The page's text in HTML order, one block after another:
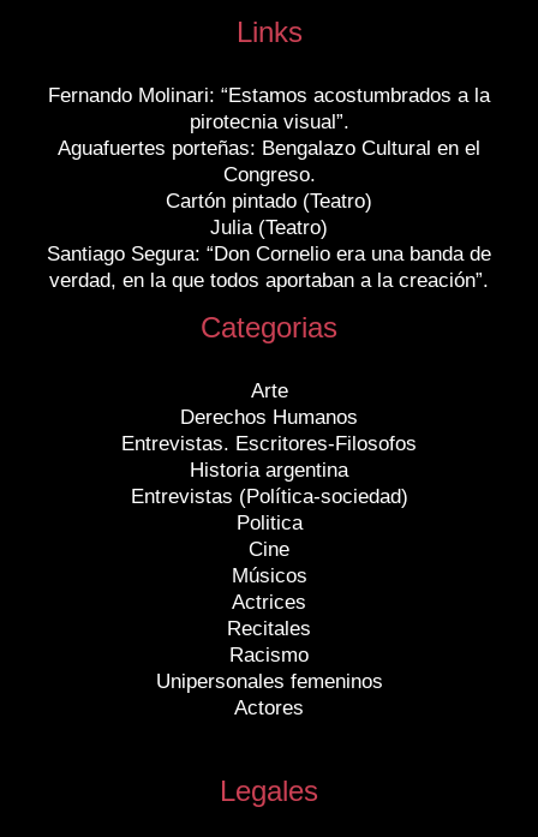
Links
Fernando Molinari: “Estamos acostumbrados a la
pirotecnia visual”.
Aguafuertes porteñas: Bengalazo Cultural en el
Congreso.
Cartón pintado (Teatro)
Julia (Teatro)
Santiago Segura: “Don Cornelio era una banda de
verdad, en la que todos aportaban a la creación”.
Categorias
Arte
Derechos Humanos
Entrevistas. Escritores-Filosofos
Historia argentina
Entrevistas (Política-sociedad)
Politica
Cine
Músicos
Actrices
Recitales
Racismo
Unipersonales femeninos
Actores
Legales